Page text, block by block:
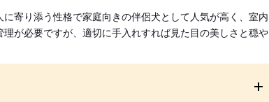
寄り添う性格で家庭向きの伴侶犬として人気が高く、室内
が必要ですが、適切に手入れすれば見た目の美しさと穏や